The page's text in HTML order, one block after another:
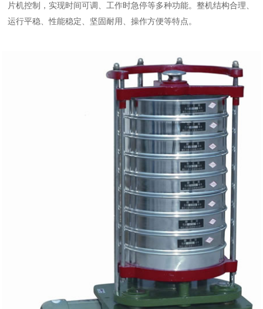
片机控制，实现时间可调、工作时急停等多种功能。整机结构合理、
运行平稳、性能稳定、坚固耐用、操作方便等特点。